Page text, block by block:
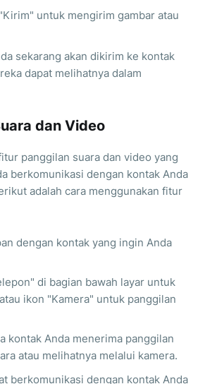
untuk mengirim gambar atau
sekarang akan dikirim ke kontak
dapat melihatnya dalam
dan Video
panggilan suara dan video yang
berkomunikasi dengan kontak Anda
adalah cara menggunakan fitur
dengan kontak yang ingin Anda
di bagian bawah layar untuk
ikon "Kamera" untuk panggilan
kontak Anda menerima panggilan
atau melihatnya melalui kamera.
berkomunikasi dengan kontak Anda